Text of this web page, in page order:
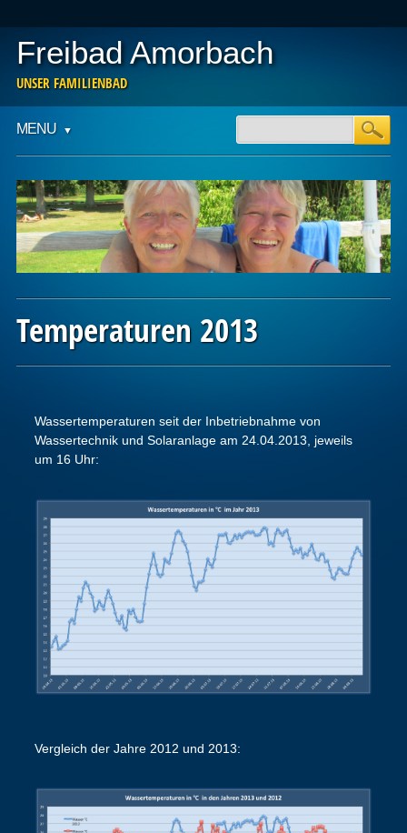
Freibad Amorbach
UNSER FAMILIENBAD
Main menu
content
MENU
Temperaturen 2013
Wassertemperaturen seit der Inbetriebnahme von
Wassertechnik und Solaranlage am 24.04.2013, jeweils
um 16 Uhr:
Vergleich der Jahre 2012 und 2013: